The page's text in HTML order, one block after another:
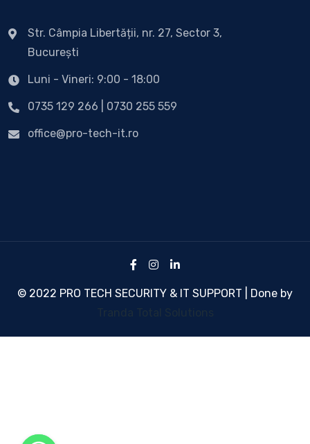
Str. Câmpia Libertății, nr. 27, Sector 3,
București
Luni - Vineri: 9:00 - 18:00
0735 129 266 | 0730 255 559
office@pro-tech-it.ro
© 2022 PRO TECH SECURITY & IT SUPPORT | Done by